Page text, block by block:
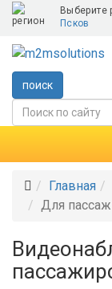
Выберите
Псков
поиск
Главная
Для